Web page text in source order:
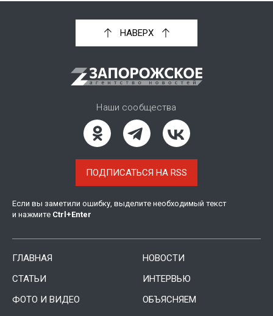
НАВЕРХ
Наши сообщества
ПОДПИСАТЬСЯ НА RSS
Если вы заметили ошибку, выделите необходимый текст
и нажмите Ctrl +Enter
ГЛАВНАЯ
НОВОСТИ
СТАТЬИ
ИНТЕРВЬЮ
ФОТО И ВИДЕО
ОБЪЯСНЯЕМ